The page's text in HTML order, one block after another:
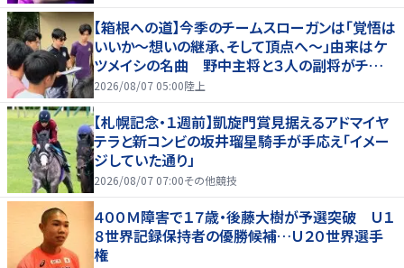
【箱根への道】今季のチームスローガンは「覚悟は
いいか～想いの継承、そして頂点へ～」由来はケ
ツメイシの名曲 野中主将と３人の副将がチーム
を引っ張る…夏合宿特集第１弾、国学院大
2026/08/07 05:00陸上
【札幌記念・１週前】凱旋門賞見据えるアドマイヤ
テラと新コンビの坂井瑠星騎手が手応え「イメー
ジしていた通り」
2026/08/07 07:00その他競技
４００Ｍ障害で１７歳・後藤大樹が予選突破 Ｕ１
８世界記録保持者の優勝候補…Ｕ２０世界選手
権